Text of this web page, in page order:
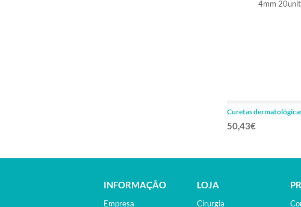
Curetas
50,43€
INFORMAÇÃO
Empresa
LOJA
Cirurgia